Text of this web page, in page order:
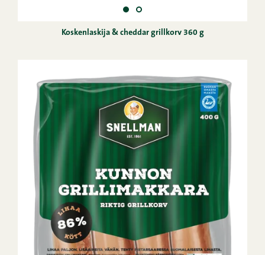
Koskenlaskija & cheddar grillkorv 360 g